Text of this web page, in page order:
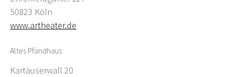
50823 Köln
www.artheater.de
Altes Pfandhaus
Kartäuserwall 20